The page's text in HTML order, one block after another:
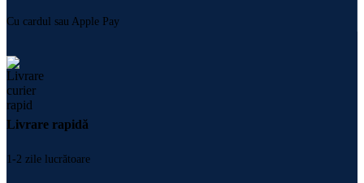
Cu cardul sau Apple Pay
Livrare rapidă
1-2 zile lucrătoare